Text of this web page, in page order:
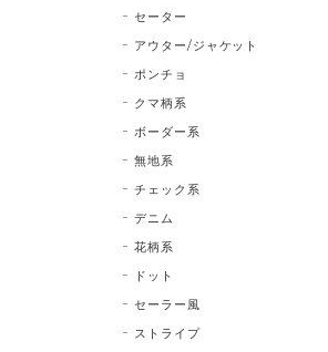
セーター
アウター/ジャケット
ポンチョ
クマ柄系
ボーダー系
無地系
チェック系
デニム
花柄系
ドット
セーラー風
ストライプ